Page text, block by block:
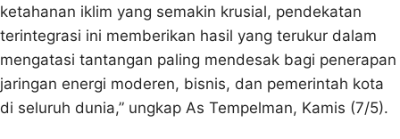
ketahanan iklim yang semakin krusial, pendekatan
terintegrasi ini memberikan hasil yang terukur dalam
mengatasi tantangan paling mendesak bagi penerapan
jaringan energi moderen, bisnis, dan pemerintah kota
di seluruh dunia,” ungkap As Tempelman, Kamis (7/5).